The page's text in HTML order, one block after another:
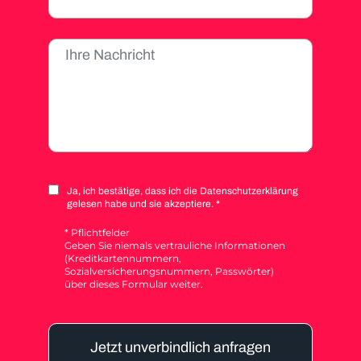
Ja, ich bestätige, dass ich die Datenschutzerklärung
gelesen habe und sie akzeptiere. *
* Pflichtfelder
Geben Sie niemals vertrauliche Informationen
(Kreditkartennummern,
Sozialversicherungsnummern, Passwörter)
über dieses Formular weiter.
Jetzt unverbindlich anfragen